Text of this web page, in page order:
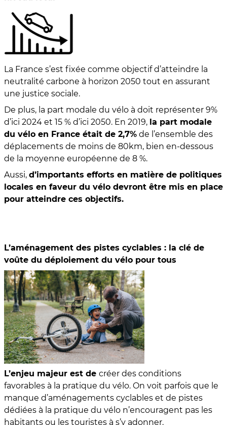
La France s’est fixée comme objectif d’atteindre la
neutralité carbone à horizon 2050 tout en assurant
une justice sociale.
De plus, la part modale du vélo à doit représenter 9%
d’ici 2024 et 15 % d’ici 2050. En 2019, la part modale
du vélo en France était de 2,7% de l’ensemble des
déplacements de moins de 80km, bien en-dessous
de la moyenne européenne de 8 %.
Aussi, d’importants efforts en matière de politiques
locales en faveur du vélo devront être mis en place
pour atteindre ces objectifs.
L’aménagement des pistes cyclables : la clé de
voûte du déploiement du vélo pour tous
L’enjeu majeur est de créer des conditions
favorables à la pratique du vélo. On voit parfois que le
manque d’aménagements cyclables et de pistes
dédiées à la pratique du vélo n’encouragent pas les
habitants ou les touristes à s’y adonner.